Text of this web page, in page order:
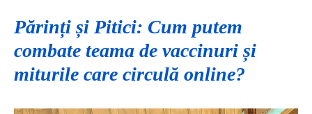
Părinți și Pitici: Cum putem
combate teama de vaccinuri și
miturile care circulă online?